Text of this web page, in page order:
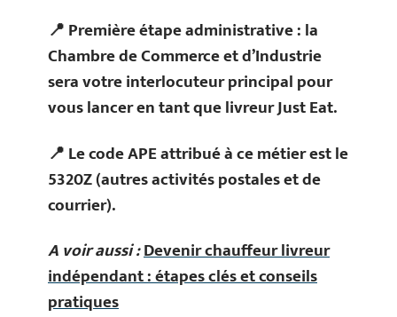
📍 Première étape administrative : la
Chambre de Commerce et d’Industrie
sera votre interlocuteur principal pour
vous lancer en tant que livreur Just Eat.
📍 Le code APE attribué à ce métier est le
5320Z (autres activités postales et de
courrier).
A voir aussi :Devenir chauffeur livreur
indépendant : étapes clés et conseils
pratiques